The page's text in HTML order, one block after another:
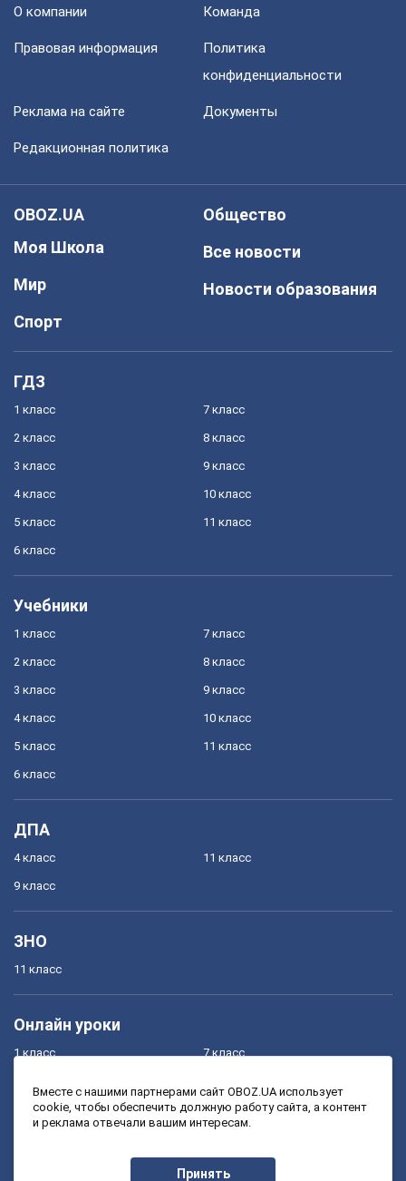
О компании Команда
Правовая информация
Политика
конфиденциальности
Реклама на сайте Документы
Редакционная политика
OBOZ.UA
Моя Школа
Мир
Спорт
Общество
Все новости
Новости образования
ГДЗ
1 класс
2 класс
3 класс
4 класс
5 класс
6 класс
7 класс
8 класс
9 класс
10 класс
11 класс
Учебники
1 класс
2 класс
3 класс
4 класс
5 класс
6 класс
7 класс
8 класс
9 класс
10 класс
11 класс
ДПА
4 класс
9 класс
11 класс
ЗНО
11 класс
Онлайн уроки
1 класс
3 класс
7 класс
9 класс
Вместе с нашими партнерами сайт OBOZ.UA использует
cookie, чтобы обеспечить должную работу сайта, а контент
и реклама отвечали вашим интересам.
Принять